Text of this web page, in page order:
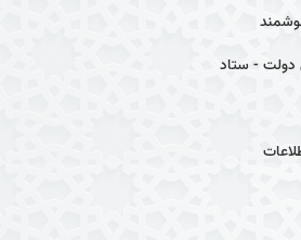
دولت - ستاد